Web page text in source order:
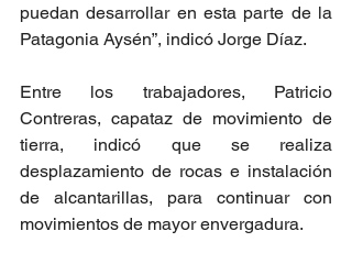
puedan desarrollar en esta parte de la
Patagonia Aysén”, indicó Jorge Díaz.
Entre los trabajadores, Patricio
Contreras, capataz de movimiento de
tierra, indicó que se realiza
desplazamiento de rocas e instalación
de alcantarillas, para continuar con
movimientos de mayor envergadura.